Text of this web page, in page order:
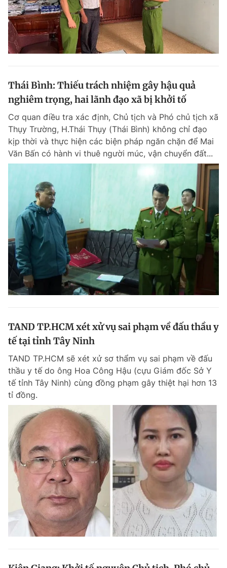
Thái Bình: Thiếu trách nhiệm gây hậu quả
nghiêm trọng, hai lãnh đạo xã bị khởi tố
Cơ quan điều tra xác định, Chủ tịch và Phó chủ tịch xã
Thụy Trường, H.Thái Thụy (Thái Bình) không chỉ đạo
kịp thời và thực hiện các biện pháp ngăn chặn để Mai
Văn Bấn có hành vi thuê người múc, vận chuyển đất...
TAND TP.HCM xét xử vụ sai phạm về đấu thầu y
tế tại tỉnh Tây Ninh
TAND TP.HCM sẽ xét xử sơ thẩm vụ sai phạm về đấu
thầu y tế do ông Hoa Công Hậu (cựu Giám đốc Sở Y
tế tỉnh Tây Ninh) cùng đồng phạm gây thiệt hại hơn 13
tỉ đồng.